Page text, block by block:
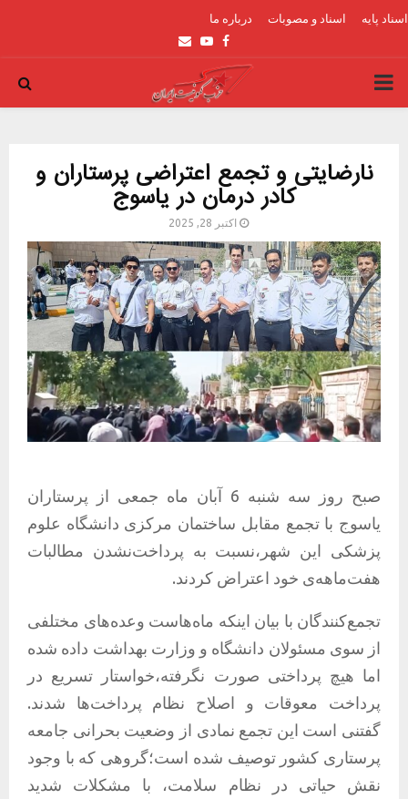
اسناد پایه اسناد و مصوبات درباره ما
Facebook
Youtube
Email
PRIMARY
نارضایتی و تجمع اعتراضی پرستاران و
کادر درمان در یاسوج
اکتبر 28, 2025
صبح روز سه شنبه 6 آبان ماه جمعی از پرستاران
یاسوج با تجمع مقابل ساختمان مرکزی دانشگاه علوم
پزشکی این شهر،نسبت به پرداخت‌نشدن مطالبات
هفت‌ماهه‌ی خود اعتراض کردند.
تجمع‌کنندگان با بیان اینکه ماه‌هاست وعده‌های مختلفی
از سوی مسئولان دانشگاه و وزارت بهداشت داده شده
اما هیچ پرداختی صورت نگرفته،خواستار تسریع در
پرداخت معوقات و اصلاح نظام پرداخت‌ها شدند.
گفتنی است این تجمع نمادی از وضعیت بحرانی جامعه
پرستاری کشور توصیف شده است؛گروهی که با وجود
نقش حیاتی در نظام سلامت، با مشکلات شدید